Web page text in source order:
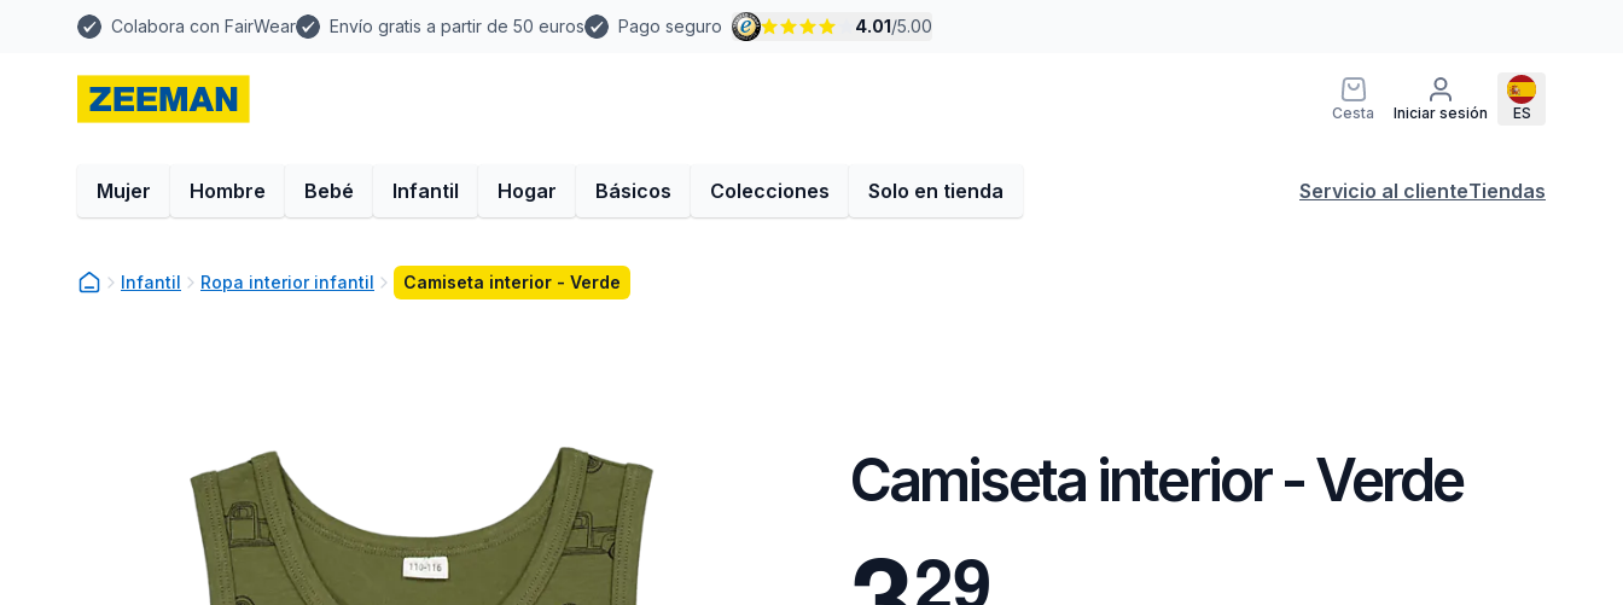
Colabora con FairWear Envío gratis a partir de 50 euros Pago seguro 4.01/5.00
Cesta Iniciar sesión ES
Mujer Hombre Bebé Infantil Hogar Básicos Colecciones Solo en tienda Servicio al clienteTiendas
Infantil Ropa interior infantil Camiseta interior - Verde
Camiseta interior - Verde
29